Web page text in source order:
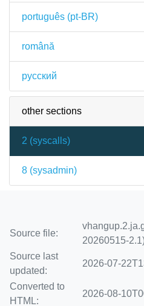
português (pt-BR)
română
русский
other sections
2 (syscalls)
8 (sysadmin)
Source file:
20260515-
Source last
updated:
2026-07-
Converted to
HTML:
2026-08-